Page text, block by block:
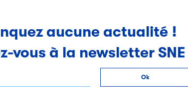
aucune actualité !
vous à la newsletter SNE